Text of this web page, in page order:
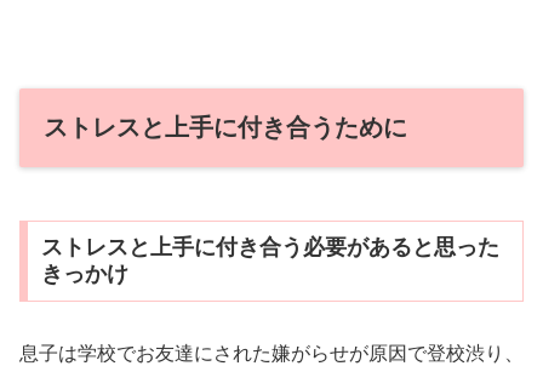
ストレスと上手に付き合うために
ストレスと上手に付き合う必要があると思った
きっかけ
息子は学校でお友達にされた嫌がらせが原因で登校渋り、